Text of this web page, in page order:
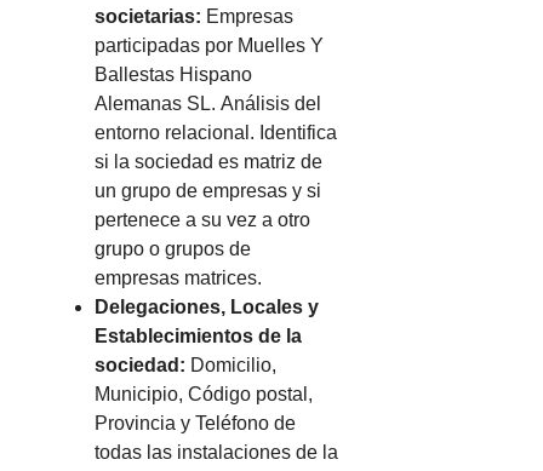
societarias: Empresas
participadas por Muelles Y
Ballestas Hispano
Alemanas SL. Análisis del
entorno relacional. Identifica
si la sociedad es matriz de
un grupo de empresas y si
pertenece a su vez a otro
grupo o grupos de
empresas matrices.
Delegaciones, Locales y
Establecimientos de la
sociedad: Domicilio,
Municipio, Código postal,
Provincia y Teléfono de
todas las instalaciones de la